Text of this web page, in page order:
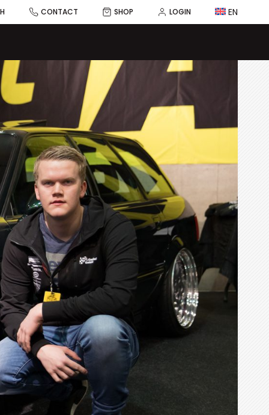
CONTACT SHOP LOGIN EN